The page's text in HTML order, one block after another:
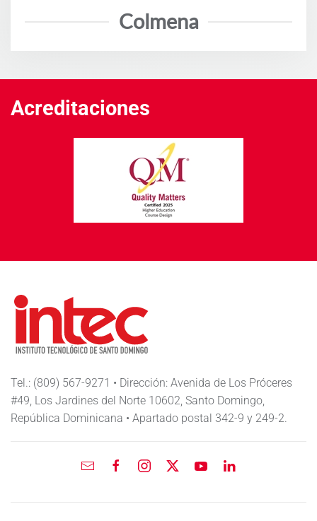
Colmena
Acreditaciones
Tel.: (809) 567-9271 • Dirección: Avenida de Los Próceres
#49, Los Jardines del Norte 10602, Santo Domingo,
República Dominicana • Apartado postal 342-9 y 249-2.